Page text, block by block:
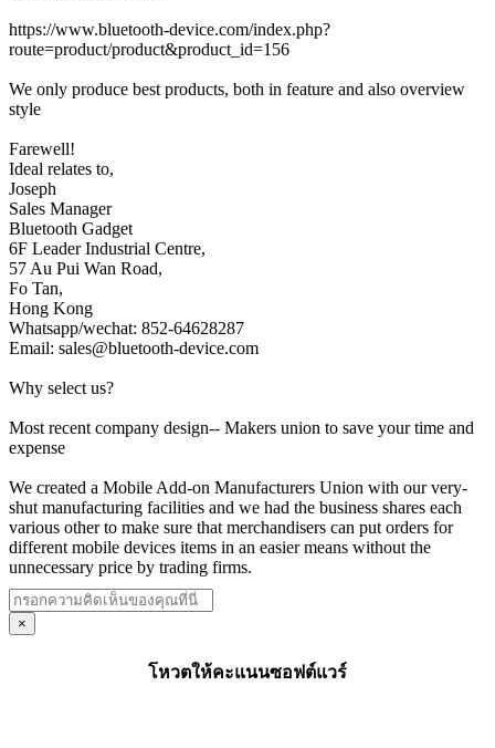
https://www.bluetooth-device.com/index.php?
route=product/product&product_id=156
We only produce best products, both in feature and also overview
style
Farewell!
Ideal relates to,
Joseph
Sales Manager
Bluetooth Gadget
6F Leader Industrial Centre,
57 Au Pui Wan Road,
Fo Tan,
Hong Kong
Whatsapp/wechat: 852-64628287
Email: sales@bluetooth-device.com
Why select us?
Most recent company design-- Makers union to save your time and
expense
We created a Mobile Add-on Manufacturers Union with our very-
shut manufacturing facilities and we had the business shares each
various other to make sure that merchandisers can put orders for
different mobile devices items in an easier means without the
unnecessary price by trading firms.
×
โหวตให้คะแนนซอฟต์แวร์